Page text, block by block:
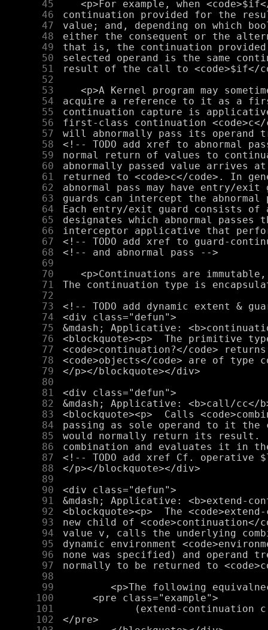
     45
     46
     47
     48
     49
     50
     51
     52
     53
     54
     55
     56
     57
     58
     59
     60
     61
     62
     63
     64
     65
     66
     67
     68
     69
     70
     71
     72
     73
     74
     75
     76
     77
     78
     79
     80
     81
     82
     83
     84
     85
     86
     87
     88
     89
     90
     91
     92
     93
     94
     95
     96
     97
     98
     99
    100
    101
    102